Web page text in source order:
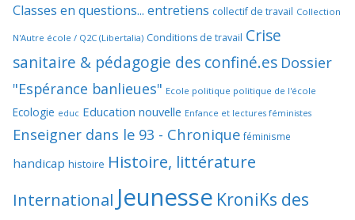
Classes en questions... entretiens collectif de travail Collection
N'Autre école / Q2C (Libertalia) Conditions de travail Crise
sanitaire & pédagogie des confiné.es Dossier
"Espérance banlieues" Ecole politique politique de l'école
Ecologie educ Education nouvelle Enfance et lectures féministes
Enseigner dans le 93 - Chronique féminisme
handicap histoire Histoire, littérature
International Jeunesse KroniKs des